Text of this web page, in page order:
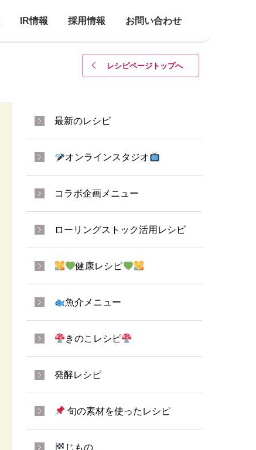
IR情報 採用情報 お問い合わせ
レシピページトップへ
最新のレシピ
オンラインスタジオ
コラボ企画メニュー
ローリングストック活用レシピ
健康レシピ
魚介メニュー
きのこレシピ
発酵レシピ
旬の素材を使ったレシピ
じもの